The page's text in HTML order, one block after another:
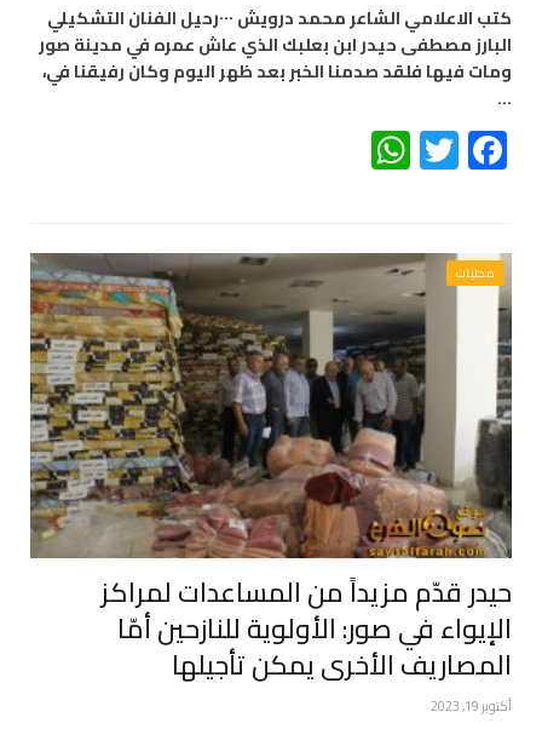
كتب الاعلامي الشاعر محمد درويش ٠٠٠رحيل الفنان التشكيلي
البارز مصطفى حيدر ابن بعلبك الذي عاش عمره في مدينة صور
ومات فيها فلقد صدمنا الخبر بعد ظهر اليوم وكان رفيقنا في،
…
Facebook
Twitter
محليات
حيدر قدّم مزيداً من المساعدات لمراكز
الإيواء في صور: الأولوية للنازحين أمّا
المصاريف الأخرى يمكن تأجيلها
أكتوبر 19, 2023